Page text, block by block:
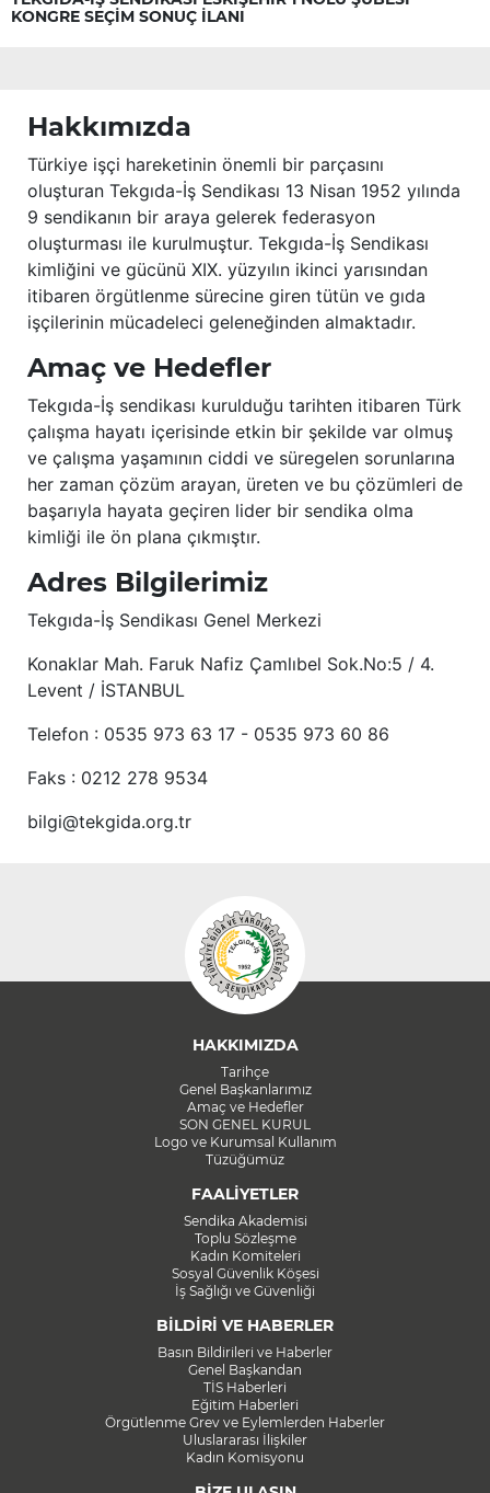
KONGRE SEÇİM SONUÇ İLANI
Hakkımızda
Türkiye işçi hareketinin önemli bir parçasını
oluşturan Tekgıda-İş Sendikası 13 Nisan 1952 yılında
9 sendikanın bir araya gelerek federasyon
oluşturması ile kurulmuştur. Tekgıda-İş Sendikası
kimliğini ve gücünü XIX. yüzyılın ikinci yarısından
itibaren örgütlenme sürecine giren tütün ve gıda
işçilerinin mücadeleci geleneğinden almaktadır.
Amaç ve Hedefler
Tekgıda-İş sendikası kurulduğu tarihten itibaren Türk
çalışma hayatı içerisinde etkin bir şekilde var olmuş
ve çalışma yaşamının ciddi ve süregelen sorunlarına
her zaman çözüm arayan, üreten ve bu çözümleri de
başarıyla hayata geçiren lider bir sendika olma
kimliği ile ön plana çıkmıştır.
Adres Bilgilerimiz
Tekgıda-İş Sendikası Genel Merkezi
Konaklar Mah. Faruk Nafiz Çamlıbel Sok.No:5 / 4.
Levent / İSTANBUL
Telefon : 0535 973 63 17 - 0535 973 60 86
Faks : 0212 278 9534
bilgi@tekgida.org.tr
HAKKIMIZDA
Tarihçe
Genel Başkanlarımız
Amaç ve Hedefler
SON GENEL KURUL
Logo ve Kurumsal Kullanım
Tüzüğümüz
FAALİYETLER
Sendika Akademisi
Toplu Sözleşme
Kadın Komiteleri
Sosyal Güvenlik Köşesi
İş Sağlığı ve Güvenliği
BİLDİRİ VE HABERLER
Basın Bildirileri ve Haberler
Genel Başkandan
TİS Haberleri
Eğitim Haberleri
Örgütlenme Grev ve Eylemlerden Haberler
Uluslararası İlişkiler
Kadın Komisyonu